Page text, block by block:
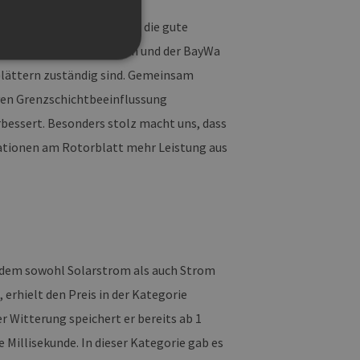
Rotorblattes war die gute
Bremerhaven und der BayWa
zuständig sind. Gemeinsam
Grenzschichtbeeinflussung
Besonders stolz macht uns, dass
am Rotorblatt mehr Leistung aus
sowohl Solarstrom als auch Strom
erhielt den Preis in der Kategorie
Witterung speichert er bereits ab 1
In dieser Kategorie gab es
und die Kontoverwaltung.
sie verwendet wird,
jedoch die
Site-Anforderungen
um die
funktionieren.